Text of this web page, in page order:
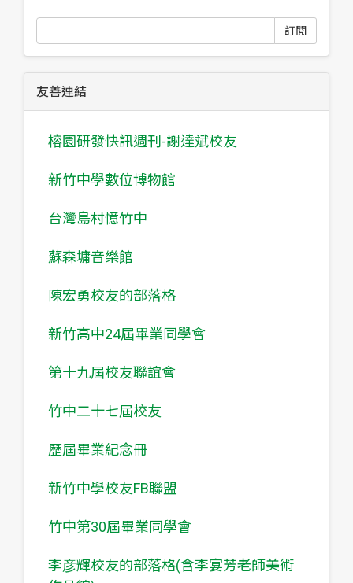
訂閱
友善連結
榕園研發快訊週刊-謝達斌校友
新竹中學數位博物館
台灣島村憶竹中
蘇森墉音樂館
陳宏勇校友的部落格
新竹高中24屆畢業同學會
第十九屆校友聯誼會
竹中二十七屆校友
歷屆畢業紀念冊
新竹中學校友FB聯盟
竹中第30屆畢業同學會
李彦輝校友的部落格(含李宴芳老師美術